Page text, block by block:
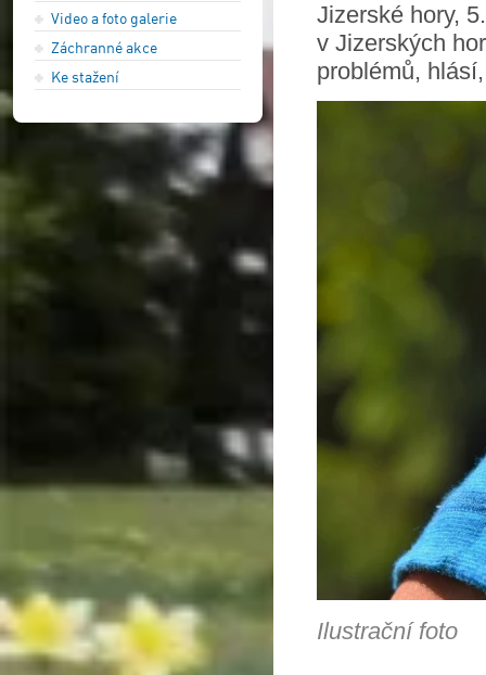
Video a foto galerie
Záchranné akce
Ke stažení
Jizerské hory,
v Jizerských
problémů,
Ilustrační foto